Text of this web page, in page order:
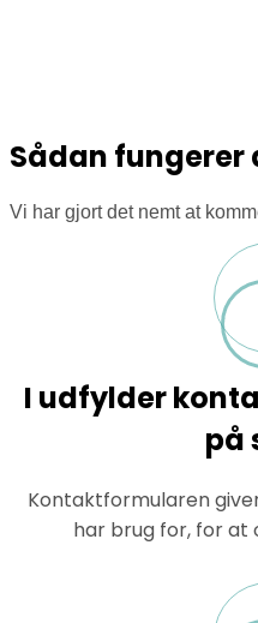
Sådan fungerer
Vi har gjort det nemt at
I udfylder
på
Kontaktformularen
har brug for, for at